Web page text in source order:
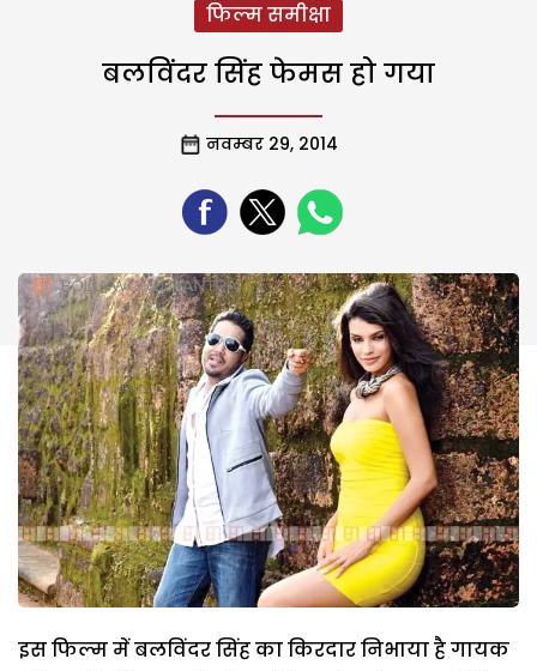
फिल्म समीक्षा
बलविंदर सिंह फेमस हो गया
नवम्बर 29, 2014
इस फिल्म में बलविंदर सिंह का किरदार निभाया है गायक